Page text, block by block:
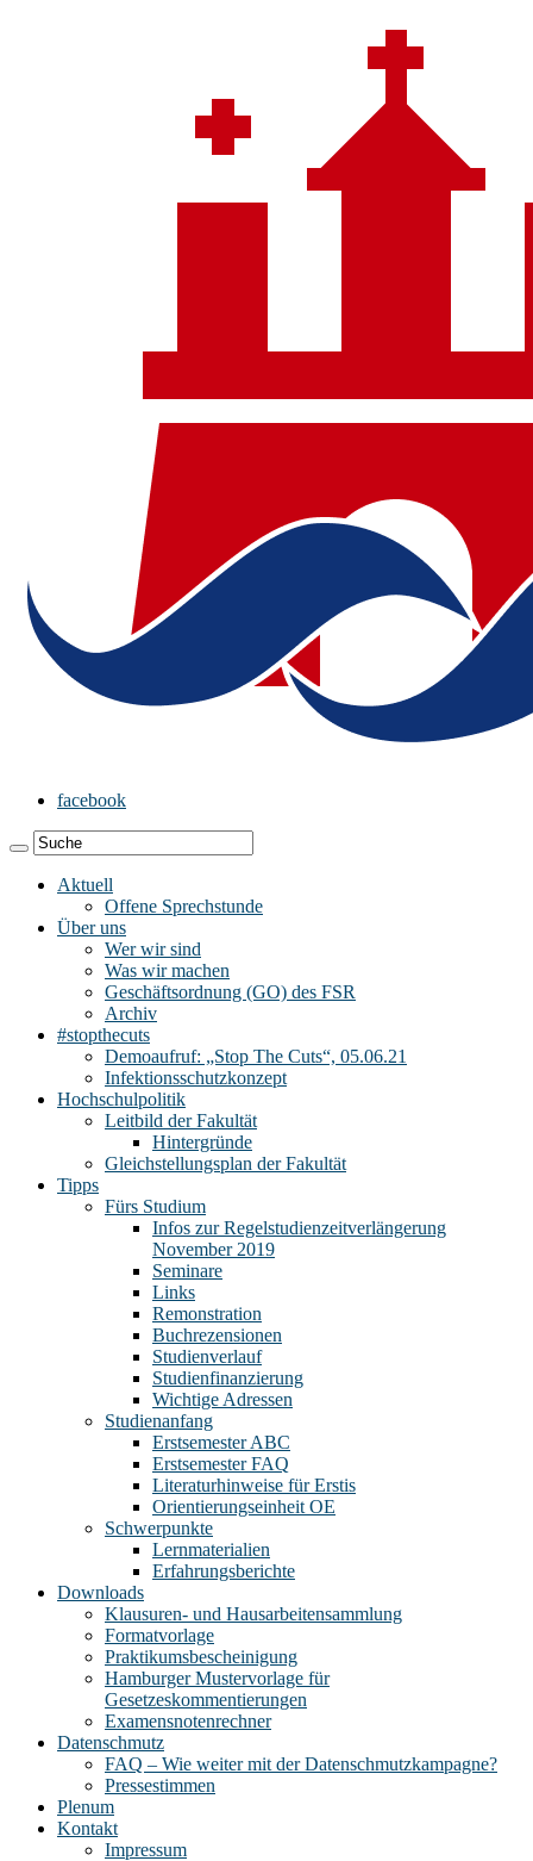
facebook
Aktuell
Offene Sprechstunde
Über uns
Wer wir sind
Was wir machen
Geschäftsordnung (GO) des FSR
Archiv
#stopthecuts
Demoaufruf: „Stop The Cuts“, 05.06.21
Infektionsschutzkonzept
Hochschulpolitik
Leitbild der Fakultät
Hintergründe
Gleichstellungsplan der Fakultät
Tipps
Fürs Studium
Infos zur Regelstudienzeitverlängerung
November 2019
Seminare
Links
Remonstration
Buchrezensionen
Studienverlauf
Studienfinanzierung
Wichtige Adressen
Studienanfang
Erstsemester ABC
Erstsemester FAQ
Literaturhinweise für Erstis
Orientierungseinheit OE
Schwerpunkte
Lernmaterialien
Erfahrungsberichte
Downloads
Klausuren- und Hausarbeitensammlung
Formatvorlage
Praktikumsbescheinigung
Hamburger Mustervorlage für
Gesetzeskommentierungen
Examensnotenrechner
Datenschmutz
FAQ – Wie weiter mit der Datenschmutzkampagne?
Pressestimmen
Plenum
Kontakt
Impressum